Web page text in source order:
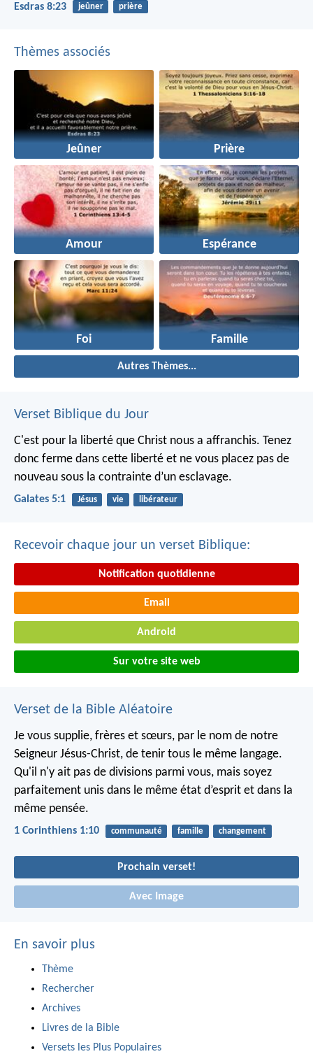
Esdras 8:23 jeûner prière
Thèmes associés
Jeûner Prière
Amour Espérance
Foi Famille
Autres Thèmes...
Verset Biblique du Jour
C'est pour la liberté que Christ nous a affranchis. Tenez
donc ferme dans cette liberté et ne vous placez pas de
nouveau sous la contrainte d’un esclavage.
Galates 5:1 Jésus vie libérateur
Recevoir chaque jour un verset Biblique:
Notification quotidienne
Email
Android
Sur votre site web
Verset de la Bible Aléatoire
Je vous supplie, frères et sœurs, par le nom de notre
Seigneur Jésus-Christ, de tenir tous le même langage.
Qu'il n'y ait pas de divisions parmi vous, mais soyez
parfaitement unis dans le même état d’esprit et dans la
même pensée.
1 Corinthiens 1:10 communauté famille changement
Prochain verset!
Avec Image
En savoir plus
Thème
Rechercher
Archives
Livres de la Bible
Versets les Plus Populaires